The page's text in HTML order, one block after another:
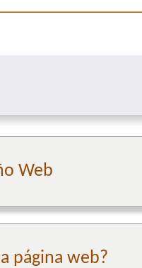
Web
página web?